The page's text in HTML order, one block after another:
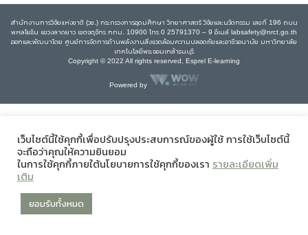
สำนักงานการวิจัยแห่งชาติ (วช.) กระทรวงการอุดมศึกษา วิทยาศาสตร์ วิจัยและนวัตกรรม เลขที่ 196 ถนน
พหลโยธิน แขวงลาดยาว เขตจตุจักร กทม. 10900 โทร 0 25791370 – 9 อีเมล์ labsafety@nrct.go.th
ออกและพัฒนาโดย ศูนย์การจัดการด้านพลังงานสิ่งแวดล้อมความปลอดภัยและอาชีวอนามัย มหาวิทยาลัย
เทคโนโลยีพระจอมเกล้าธนบุรี
Copyright © 2022 All rights reserved, Esprel E-learning
Powered by
เว็บไซต์นี้ใช้คุกกี้เพื่อปรับปรุงประสบการณ์ของผู้ใช้ การใช้เว็บไซต์นี้
จะถือว่าคุณให้ความยินยอม
ในการใช้คุกกี้ภายใต้นโยบายการใช้คุกกี้ของเรา รายละเอียดเพิ่ม
เติม
ยอมรับทั้งหมด